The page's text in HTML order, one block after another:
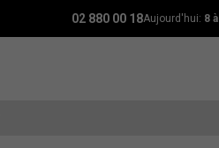
02 880 00 18Aujourd'hui: 8